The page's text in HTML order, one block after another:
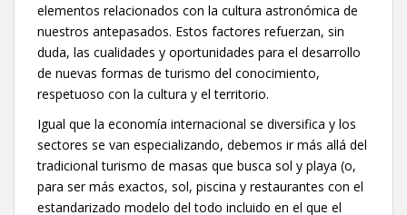
elementos relacionados con la cultura astronómica de
nuestros antepasados. Estos factores refuerzan, sin
duda, las cualidades y oportunidades para el desarrollo
de nuevas formas de turismo del conocimiento,
respetuoso con la cultura y el territorio.
Igual que la economía internacional se diversifica y los
sectores se van especializando, debemos ir más allá del
tradicional turismo de masas que busca sol y playa (o,
para ser más exactos, sol, piscina y restaurantes con el
estandarizado modelo del todo incluido en el que el